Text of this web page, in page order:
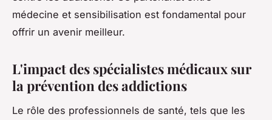
médecine et sensibilisation est fondamental pour
offrir un avenir meilleur.
L'impact des spécialistes médicaux sur
la prévention des addictions
Le rôle des professionnels de santé, tels que les